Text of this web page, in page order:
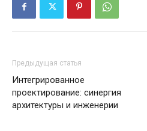
Предыдущая статья
Интегрированное
проектирование: синергия
архитектуры и инженерии